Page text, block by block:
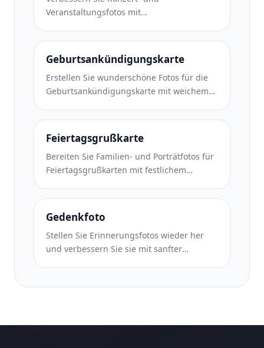
Veranstaltungsfotos mit
Lichtverhältnissen, Bühnenbeleuchtung
Farbkorrektur, Entfernung von
Ablenkungen durch Menschenmengen
und Detailwiederherstellung aus
Aufnahmen an dunklen
Veranstaltungsorten.
Geburtsankündigungskarte
Erstellen Sie wunderschöne Fotos für die
Geburtsankündigungskarte mit weichem
Beseitigung von Unordnung im
Krankenhaus und druckfertigen
Abmessungen für den Versand.
Feiertagsgrußkarte
Bereiten Sie Familien- und Porträtfotos für
Feiertagsgrußkarten mit festlichem
Schneeeffekten und
Standardkartengrößen zum Drucken vor.
Gedenkfoto
Stellen Sie Erinnerungsfotos wieder her
und verbessern Sie sie mit sanfter
Farbabstufung und druckfertigen